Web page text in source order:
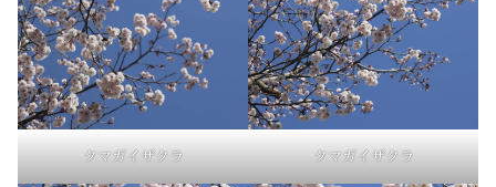
クマガイザクラ クマガイザクラ